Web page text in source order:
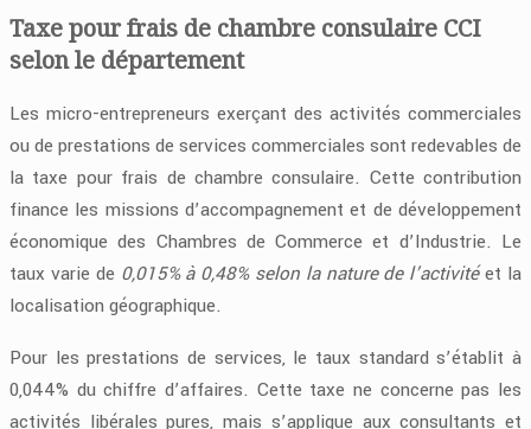
Taxe pour frais de chambre consulaire CCI
selon le département
Les micro-entrepreneurs exerçant des activités commerciales
ou de prestations de services commerciales sont redevables de
la taxe pour frais de chambre consulaire. Cette contribution
finance les missions d’accompagnement et de développement
économique des Chambres de Commerce et d’Industrie. Le
taux varie de 0,015% à 0,48% selon la nature de l’activitéet la
localisation géographique.
Pour les prestations de services, le taux standard s’établit à
0,044% du chiffre d’affaires. Cette taxe ne concerne pas les
activités libérales pures, mais s’applique aux consultants et